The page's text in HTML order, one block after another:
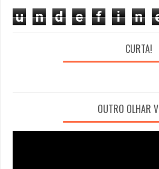
u n d e f i n
CURTA!
OUTRO OLHAR